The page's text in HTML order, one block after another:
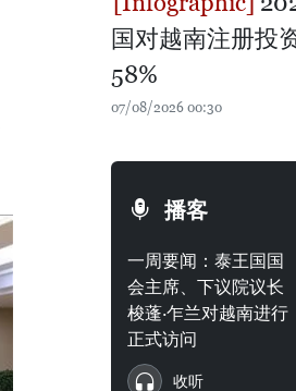
国对越南注册投
58%
07/08/2026 00:30
播客
一周要闻：泰王国国
会主席、下议院议长
梭蓬·乍兰对越南进行
正式访问
收听